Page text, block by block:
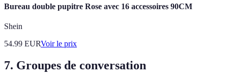
Bureau double pupitre Rose avec 16 accessoires 90CM
Shein
54.99 EURVoir le prix
7. Groupes de conversation